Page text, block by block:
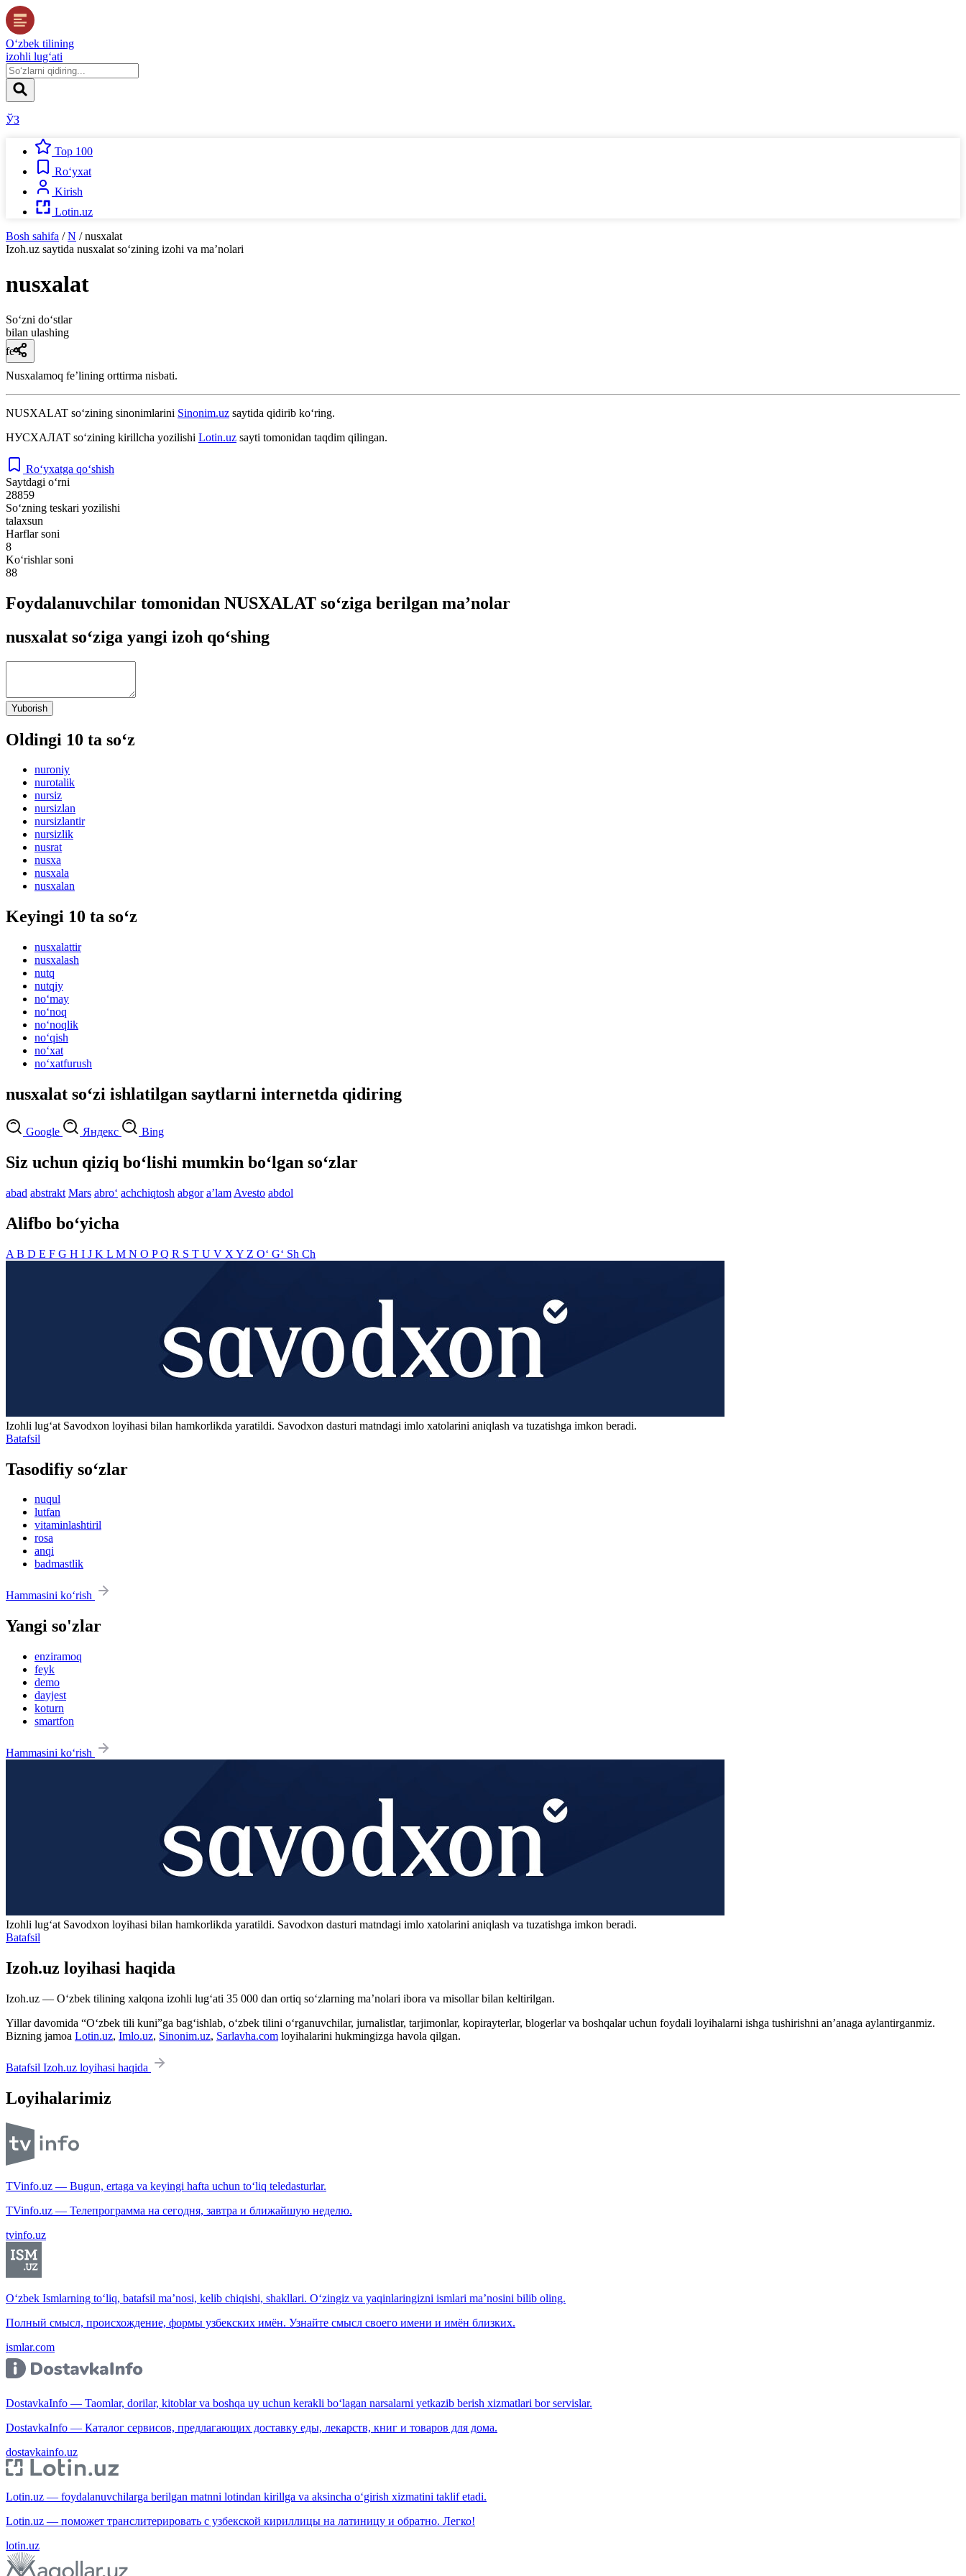
O‘zbek tilining
izohli lug‘ati
ЎЗ
Top 100
Ro‘yxat
Kirish
Lotin.uz
Bosh sahifa / N / nusxalat
Izoh.uz saytida nusxalat so‘zining izohi va ma’nolari
nusxalat
So‘zni do‘stlar
bilan ulashing
fe’l
Nusxalamoq feʼlining orttirma nisbati.
NUSXALAT so‘zining sinonimlarini Sinonim.uz saytida qidirib ko‘ring.
НУСХАЛАТ so‘zining kirillcha yozilishi Lotin.uz sayti tomonidan taqdim qilingan.
Ro‘yxatga qo‘shish
Saytdagi o‘rni
28859
So‘zning teskari yozilishi
talaxsun
Harflar soni
8
Ko‘rishlar soni
88
Foydalanuvchilar tomonidan NUSXALAT so‘ziga berilgan ma’nolar
nusxalat so‘ziga yangi izoh qo‘shing
Yuborish
Oldingi 10 ta so‘z
nuroniy
nurotalik
nursiz
nursizlan
nursizlantir
nursizlik
nusrat
nusxa
nusxala
nusxalan
Keyingi 10 ta so‘z
nusxalattir
nusxalash
nutq
nutqiy
no‘may
no‘noq
no‘noqlik
no‘qish
no‘xat
no‘xatfurush
nusxalat so‘zi ishlatilgan saytlarni internetda qidiring
Google Яндекс Bing
Siz uchun qiziq bo‘lishi mumkin bo‘lgan so‘zlar
abad abstrakt Mars abro‘ achchiqtosh abgor aʼlam Avesto abdol
Alifbo bo‘yicha
A B D E F G H I J K L M N O PQ R S T U V X Y Z O‘ G‘ Sh Ch
Izohli lugʻat Savodxon loyihasi bilan hamkorlikda yaratildi. Savodxon dasturi matndagi imlo xatolarini aniqlash va tuzatishga imkon beradi.
Batafsil
Tasodifiy so‘zlar
nuqul
lutfan
vitaminlashtiril
rosa
anqi
badmastlik
Hammasini ko‘rish
Yangi so'zlar
enziramoq
feyk
demo
dayjest
koturn
smartfon
Hammasini ko‘rish
Izohli lugʻat Savodxon loyihasi bilan hamkorlikda yaratildi. Savodxon dasturi matndagi imlo xatolarini aniqlash va tuzatishga imkon beradi.
Batafsil
Izoh.uz loyihasi haqida
Izoh.uz — O‘zbek tilining xalqona izohli lug‘ati 35 000 dan ortiq so‘zlarning ma’nolari ibora va misollar bilan keltirilgan.
Yillar davomida “O‘zbek tili kuni”ga bag‘ishlab, o‘zbek tilini o‘rganuvchilar, jurnalistlar, tarjimonlar, kopirayterlar, blogerlar va boshqalar uchun foydali loyihalarni ishga tushirishni an’anaga aylantirganmiz.
Bizning jamoa Lotin.uz, Imlo.uz, Sinonim.uz, Sarlavha.com loyihalarini hukmingizga havola qilgan.
Batafsil Izoh.uz loyihasi haqida
Loyihalarimiz
TVinfo.uz — Bugun, ertaga va keyingi hafta uchun to‘liq teledasturlar.
TVinfo.uz — Телепрограмма на сегодня, завтра и ближайшую неделю.
tvinfo.uz
O‘zbek Ismlarning to‘liq, batafsil ma’nosi, kelib chiqishi, shakllari. O‘zingiz va yaqinlaringizni ismlari ma’nosini bilib oling.
Полный смысл, происхождение, формы узбекских имён. Узнайте смысл своего имени и имён близких.
ismlar.com
DostavkaInfo — Taomlar, dorilar, kitoblar va boshqa uy uchun kerakli bo‘lagan narsalarni yetkazib berish xizmatlari bor servislar.
DostavkaInfo — Каталог сервисов, предлагающих доставку еды, лекарств, книг и товаров для дома.
dostavkainfo.uz
Lotin.uz — foydalanuvchilarga berilgan matnni lotindan kirillga va aksincha o‘girish xizmatini taklif etadi.
Lotin.uz — поможет транслитерировать с узбекской кириллицы на латиницу и обратно. Легко!
lotin.uz